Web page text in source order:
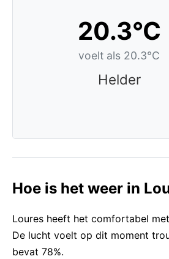
20.3°C
voelt als 20.3°C
Helder
Hoe is het weer in
Loures heeft het comfortabel
De lucht voelt op dit moment
bevat 78%.